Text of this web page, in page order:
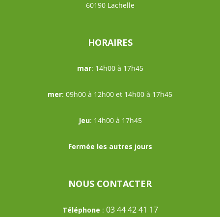
60190 Lachelle
HORAIRES
mar: 14h00 à 17h45
mer: 09h00 à 12h00 et 14h00 à 17h45
Jeu: 14h00 à 17h45
Fermée les autres jours
NOUS CONTACTER
Téléphone : 03 44 42 41 17